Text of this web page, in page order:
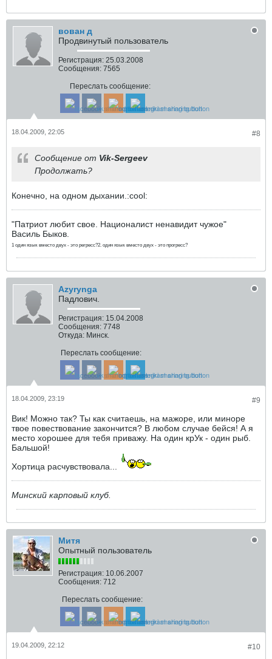
вован д
Продвинутый пользователь
Регистрация: 25.03.2008
Сообщения: 7565
Переслать сообщение:
#8
18.04.2009, 22:05
Сообщение от Vik-Sergeev
Продолжать?
Конечно, на одном дыхании.:cool:
"Патриот любит свое. Националист ненавидит чужое"
Василь Быков.
1 один язык вместо двух - это регресс?2. один язык вместо двух - это прогресс?
Azyrynga
Падлович.
Регистрация: 15.04.2008
Сообщения: 7748
Откуда: Минск.
Переслать сообщение:
#9
18.04.2009, 23:19
Вик! Можно так? Ты как считаешь, на мажоре, или миноре
твое повествование закончится? В любом случае бейся! А я
место хорошее для тебя приважу. На один крУк - один рыб.
Бальшой!
Хортица расчувствовала...
Минский карповый клуб.
Митя
Опытный пользователь
Регистрация: 10.06.2007
Сообщения: 712
Переслать сообщение:
#10
19.04.2009, 22:12